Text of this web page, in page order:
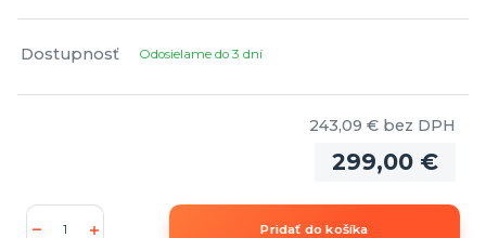
Dostupnosť Odosielame do 3 dní
299,00 €
243,09 € bez DPH
Pridať do košíka